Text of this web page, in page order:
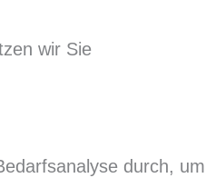
wir Sie
durch, um